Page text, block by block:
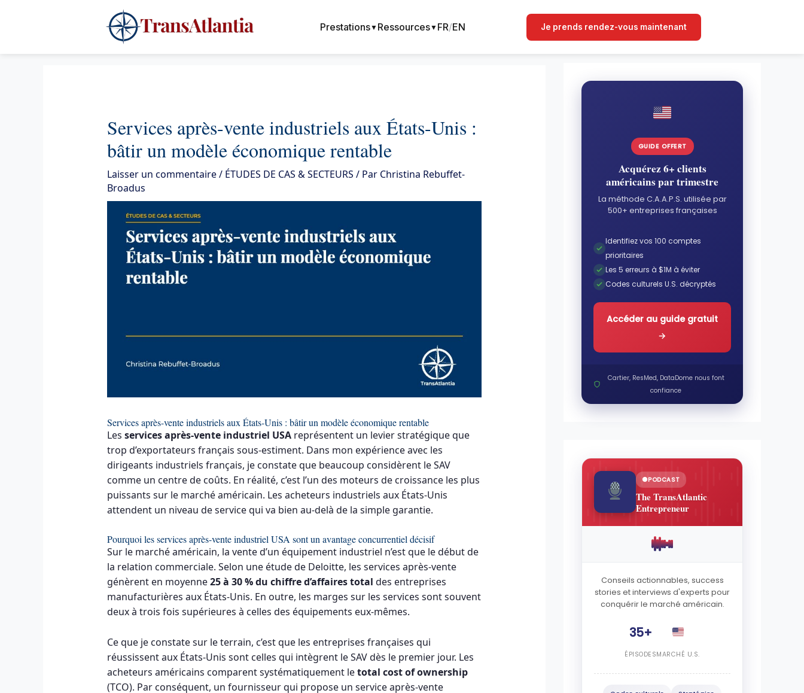
Prestations▼ Ressources▼ FR/EN Je prends rendez-vous maintenant
Services après-vente industriels aux États-Unis :
bâtir un modèle économique rentable
Laisser un commentaire/ ÉTUDES DE CAS & SECTEURS / Par Christina Rebuffet-
Broadus
Services après-vente industriels aux États-Unis : bâtir un modèle économique rentable
Les services après-vente industriel USAreprésentent un levier stratégique que
trop d’exportateurs français sous-estiment. Dans mon expérience avec les
dirigeants industriels français, je constate que beaucoup considèrent le SAV
comme un centre de coûts. En réalité, c’est l’un des moteurs de croissance les plus
puissants sur le marché américain. Les acheteurs industriels aux États-Unis
attendent un niveau de service qui va bien au-delà de la simple garantie.
Pourquoi les services après-vente industriel USA sont un avantage concurrentiel décisif
Sur le marché américain, la vente d’un équipement industriel n’est que le début de
la relation commerciale. Selon une étude de Deloitte, les services après-vente
génèrent en moyenne25 à 30 % du chiffre d’affaires total des entreprises
manufacturières aux États-Unis. En outre, les marges sur les services sont souvent
deux à trois fois supérieures à celles des équipements eux-mêmes.
Ce que je constate sur le terrain, c’est que les entreprises françaises qui
réussissent aux États-Unis sont celles qui intègrent le SAV dès le premier jour. Les
acheteurs américains comparent systématiquement letotal cost of ownership
(TCO). Par conséquent, un fournisseur qui propose un service après-vente
GUIDE OFFERT
Acquérez 6+ clients
américains par trimestre
La méthode C.A.A.P.S. utilisée par
500+ entreprises françaises
Identifiez vos 100 comptes
prioritaires
Les 5 erreurs à $1M à éviter
Codes culturels U.S. décryptés
Accéder au guide gratuit
→
Cartier, ResMed, DataDome nous font
confiance
PODCAST
The TransAtlantic
Entrepreneur
Conseils actionnables, success
stories et interviews d'experts pour
conquérir le marché américain.
35+
ÉPISODESMARCHÉ U.S.